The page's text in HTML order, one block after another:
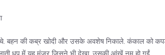
बहन की कब्र खोदी और उसके अवशेष निकाले. कंकाल को
धूप में यह मंजर जिसने भी देखा, उसकी आंखें नम हो गईं.